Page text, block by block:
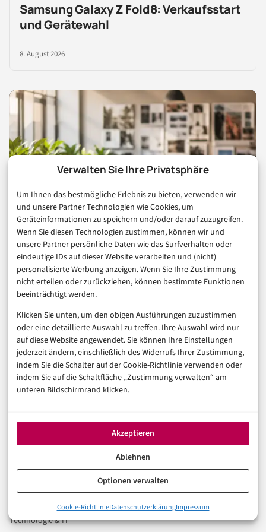
Verwalten Sie Ihre Privatsphäre
Um Ihnen das bestmögliche Erlebnis zu bieten, verwenden wir
und unsere Partner Technologien wie Cookies, um
Geräteinformationen zu speichern und/oder darauf zuzugreifen.
Wenn Sie diesen Technologien zustimmen, können wir und
unsere Partner persönliche Daten wie das Surfverhalten oder
eindeutige IDs auf dieser Website verarbeiten und (nicht)
personalisierte Werbung anzeigen. Wenn Sie Ihre Zustimmung
nicht erteilen oder zurückziehen, können bestimmte Funktionen
beeinträchtigt werden.
Klicken Sie unten, um den obigen Ausführungen zuzustimmen
oder eine detaillierte Auswahl zu treffen. Ihre Auswahl wird nur
auf diese Website angewendet. Sie können Ihre Einstellungen
jederzeit ändern, einschließlich des Widerrufs Ihrer Zustimmung,
indem Sie die Schalter auf der Cookie-Richtlinie verwenden oder
indem Sie auf die Schaltfläche „Zustimmung verwalten“ am
unteren Bildschirmrand klicken.
Akzeptieren
Ablehnen
Optionen verwalten
Cookie-RichtlinieDatenschutzerklärungImpressum
Samsung Galaxy Z Fold8: Verkaufsstart
und Gerätewahl
8. August 2026
FÜR UNTERNEHMEN
Reichweite in Consumer &
Digital Life
Sponsored Post
Gastartikel
Pressemitteilung
Ihr Kompass für die digitale Welt. Fundierte Artikel zu
Digitalisierung, KI, E-Commerce, FinTech und Trends der
Künstliche Intelligenz
Technologie & IT